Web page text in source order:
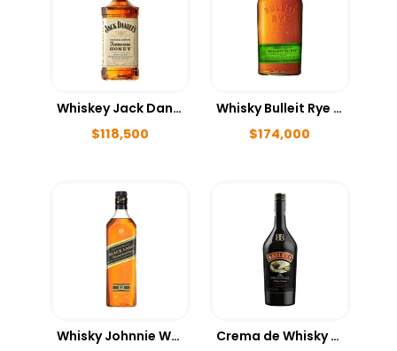
Whiskey Jack Daniels Honey 700ml
$118,500
Whisky Bulleit Rye 750ml
$174,000
Whisky Johnnie Walker Black 700ml
Crema de Whisky Baileys 700ml